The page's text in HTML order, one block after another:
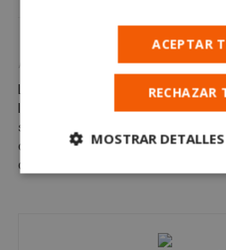
Artículo anterior
La consejería de Educación de
la Comunidad de Madrid
sanciona al director de un
colegio de Alcorcón por
desobediencia
ACEPTAR
RECHAZAR
MOSTRAR DETALLES
Cookies